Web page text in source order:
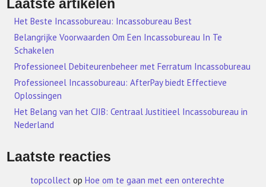
Laatste artikelen
Het Beste Incassobureau: Incassobureau Best
Belangrijke Voorwaarden Om Een Incassobureau In Te
Schakelen
Professioneel Debiteurenbeheer met Ferratum Incassobureau
Professioneel Incassobureau: AfterPay biedt Effectieve
Oplossingen
Het Belang van het CJIB: Centraal Justitieel Incassobureau in
Nederland
Laatste reacties
topcollect opHoe om te gaan met een onterechte